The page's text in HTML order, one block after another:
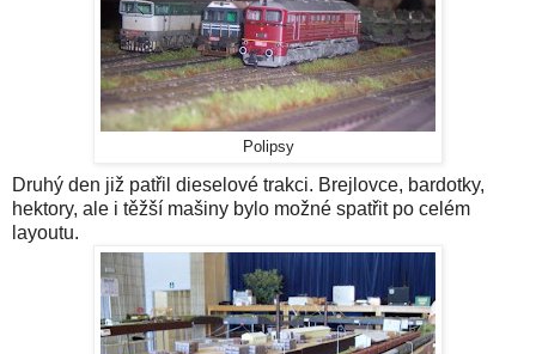
Polipsy
Druhý den již patřil dieselové trakci. Brejlovce, bardotky,
hektory, ale i těžší mašiny bylo možné spatřit po celém
layoutu.